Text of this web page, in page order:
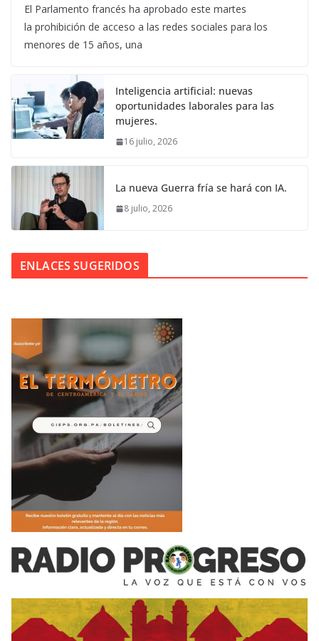
El Parlamento francés ha aprobado este martes
la prohibición de acceso a las redes sociales para los
menores de 15 años, una
Inteligencia artificial: nuevas
oportunidades laborales para las
mujeres.
16 julio, 2026
La nueva Guerra fría se hará con IA.
8 julio, 2026
ENLACES SUGERIDOS